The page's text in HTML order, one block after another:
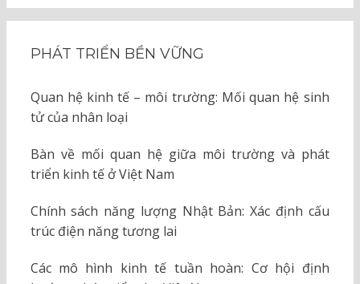
PHÁT TRIỂN BỀN VỮNG
Quan hệ kinh tế – môi trường: Mối quan hệ sinh
tử của nhân loại
Bàn về mối quan hệ giữa môi trường và phát
triển kinh tế ở Việt Nam
Chính sách năng lượng Nhật Bản: Xác định cấu
trúc điện năng tương lai
Các mô hình kinh tế tuần hoàn: Cơ hội định